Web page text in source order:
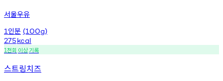
서울우유
1 인분 (100g)
275kcal
1천회 이상기록
스트링치즈